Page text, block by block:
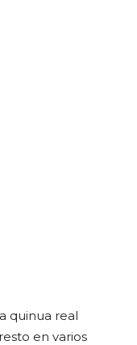
quinua real
en varios